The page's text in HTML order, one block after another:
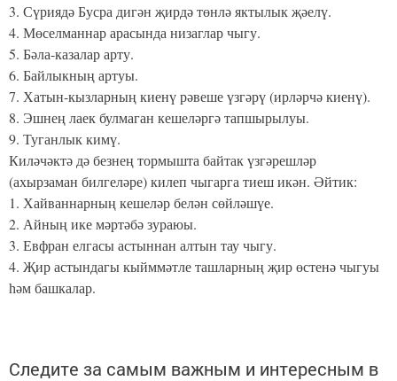
3. Сүриядә Бусра дигән җирдә төнлә яктылык җәелү.
4. Мөселманнар арасында низаглар чыгу.
5. Бәла-казалар арту.
6. Байлыкның артуы.
7. Хатын-кызларның киенү рәвеше үзгәрү (ирләрчә киенү).
8. Эшнең лаек булмаган кешеләргә тапшырылуы.
9. Туганлык кимү.
Киләчәктә дә безнең тормышта байтак үзгәрешләр
(ахырзаман билгеләре) килеп чыгарга тиеш икән. Әйтик:
1. Хайваннарның кешеләр белән сөйләшүе.
2. Айның ике мәртәбә зураюы.
3. Евфран елгасы астыннан алтын тау чыгу.
4. Җир астындагы кыйммәтле ташларның җир өстенә чыгуы
һәм башкалар.
Следите за самым важным и интересным в